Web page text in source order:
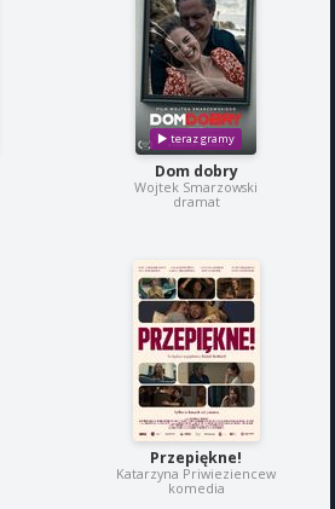
Dom dobry
Wojtek Smarzowski
dramat
Przepiękne!
Katarzyna Priwieziencew
komedia